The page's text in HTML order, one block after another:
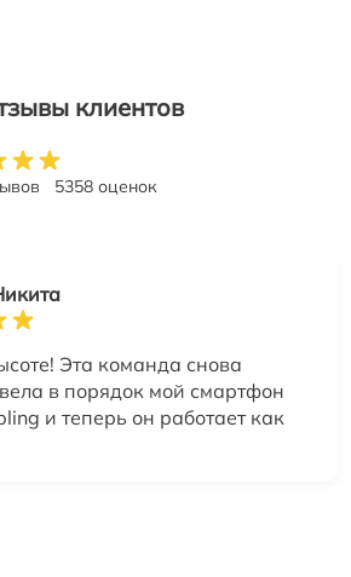
клиентов
5358 оценок
Эта команда снова
в порядок мой смартфон
и теперь он работает как